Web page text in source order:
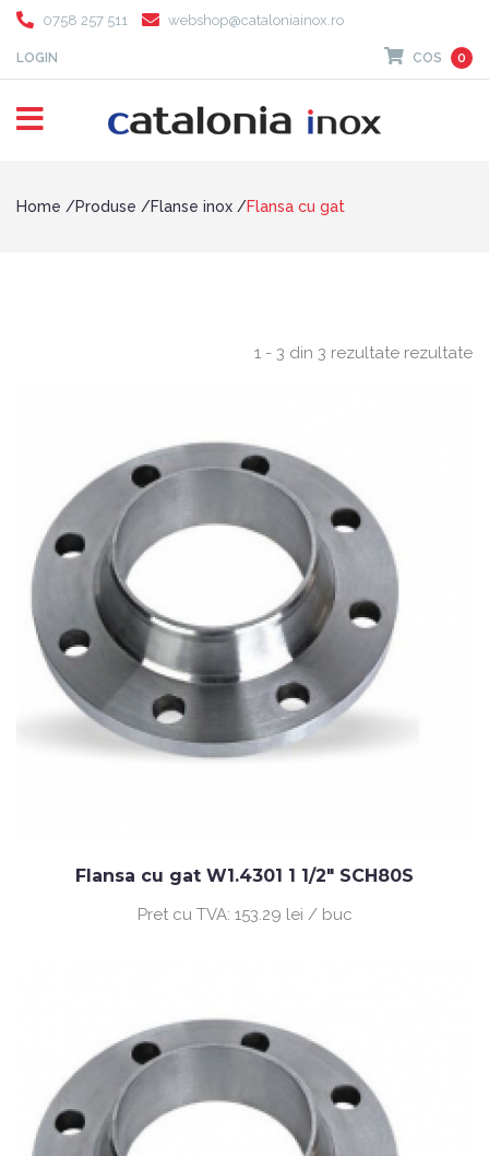
0758 257 511 webshop@cataloniainox.ro
LOGIN COS 0
Home Produse Flanse inox Flansa cu gat
1 - 3 din 3 rezultate rezultate
Flansa cu gat W1.4301 1 1/2" SCH80S
Pret cu TVA: 153.29 lei / buc